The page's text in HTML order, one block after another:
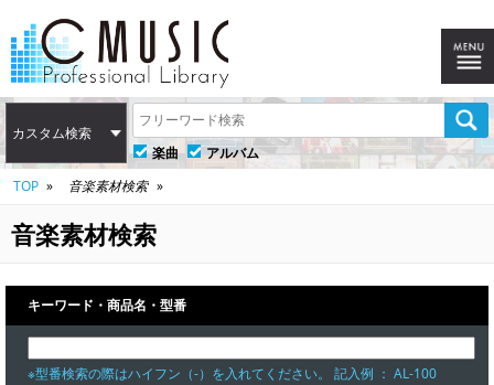
カスタム検索
楽曲
アルバム
TOP
音楽素材検索
音楽素材検索
キーワード・商品名・型番
※型番検索の際はハイフン（-）を入れてください。 記入例 ： AL-100